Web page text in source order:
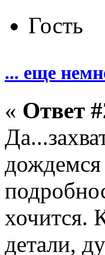
Гость
... еще
« Ответ
дождемся
хочится.
детали,